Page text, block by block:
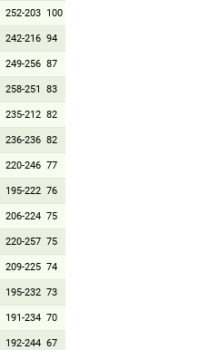
252-203 100
242-216 94
249-256 87
258-251 83
235-212 82
236-236 82
220-246 77
195-222 76
206-224 75
220-257 75
209-225 74
195-232 73
191-234 70
192-244 67